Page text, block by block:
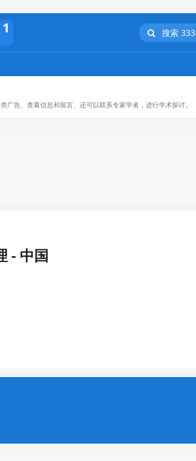
搜索 333
告、查看信息和留言、还可以联系专家学者，进行学术探讨。
- 中国